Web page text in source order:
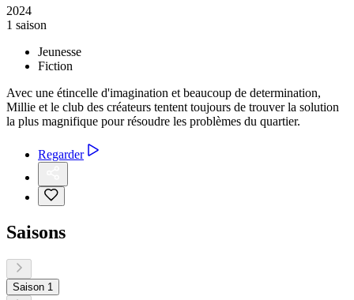
2024
1 saison
Jeunesse
Fiction
Avec une étincelle d'imagination et beaucoup de determination,
Millie et le club des créateurs tentent toujours de trouver la solution
la plus magnifique pour résoudre les problèmes du quartier.
Regarder
Saisons
Saison 1